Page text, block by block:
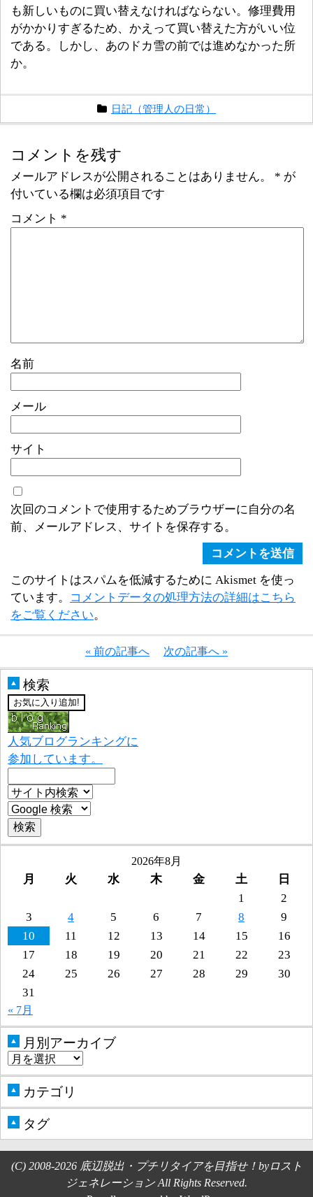
も新しいものに買い替えなければならない。修理費用
がかかりすぎるため、かえって買い替えた方がいい位
である。しかし、あのドカ雪の前では進めなかった所
か。
日記（管理人の日常）
コメントを残す
メールアドレスが公開されることはありません。 * が
付いている欄は必須項目です
コメント *
名前
メール
サイト
次回のコメントで使用するためブラウザーに自分の名
前、メールアドレス、サイトを保存する。
このサイトはスパムを低減するために Akismet を使っ
ています。
コメントデータの処理方法の詳細はこちら
をご覧ください。
« 前の記事へ 次の記事へ »
▲ 検索
人気ブログランキングに
参加しています。
2026年8月
月 火 水 木 金 土
日
1
2
3
4 5 6 7 8
9
10
11 12 13 14 15
16
17
18 19 20 21 22
23
24
25 26 27 28 29
30
31
« 7月
▲ 月別アーカイブ
▲ カテゴリ
▲ タグ
(C) 2008-2026 底辺脱出・プチリタイアを目指せ！byロスト
ジェネレーション All Rights Reserved.